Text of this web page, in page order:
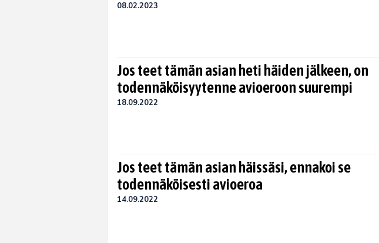
08.02.2023
Jos teet tämän asian heti häiden jälkeen, on
todennäköisyytenne avioeroon suurempi
18.09.2022
Jos teet tämän asian häissäsi, ennakoi se
todennäköisesti avioeroa
14.09.2022